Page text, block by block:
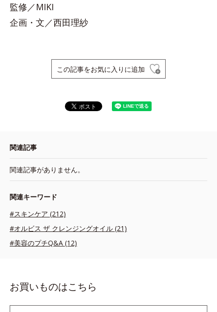
監修／MIKI
企画・文／西田理紗
この記事をお気に入りに追加
関連記事
関連記事がありません。
関連キーワード
#スキンケア (212)
#オルビス ザ クレンジングオイル (21)
#美容のプチQ&A (12)
お買いものはこちら